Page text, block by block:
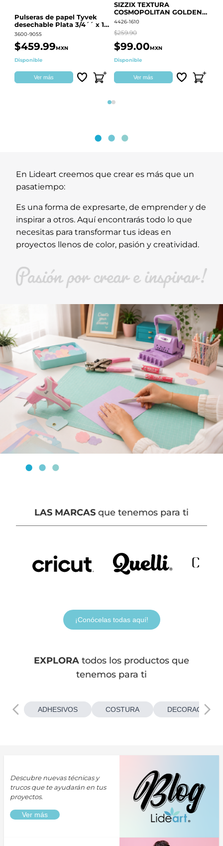
Pulseras de papel Tyvek
desechable Plata 3/4´´ x 10
´´
3600-9055
$459.99MXN
Disponible
Ver más
SIZZIX TEXTURA
COSMOPOLITAN GOLDEN
RINGS S.PARK 666700
4426-1610
$259.90
$99.00MXN
Disponible
Ver más
Página 1
Página 2
En Lideart creemos que crear es más que un
pasatiempo:
Es una forma de expresarte, de emprender y de
inspirar a otros. Aquí encontrarás todo lo que
necesitas para transformar tus ideas en
proyectos llenos de color, pasión y creatividad.
LAS MARCAS que tenemos para ti
¡Conócelas todas aquí!
EXPLORA todos los productos que
tenemos para ti
ADHESIVOS COSTURA
Descubre nuevas técnicas y
trucos que te ayudarán en tus
proyectos.
Ver más